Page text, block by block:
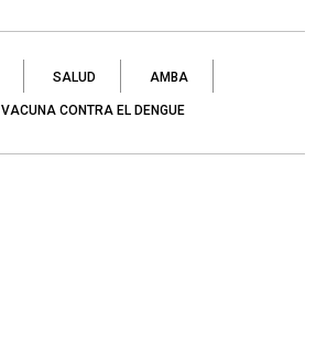
SALUD AMBA
VACUNA CONTRA EL DENGUE